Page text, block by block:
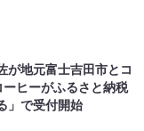
が地元富士吉田市とコ
ヒーがふるさと納税
」で受付開始